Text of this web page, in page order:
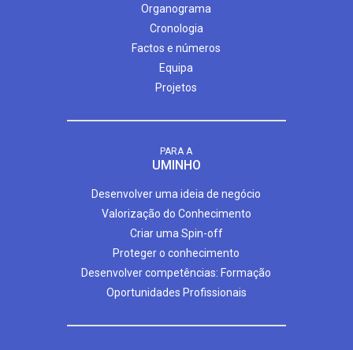
Organograma
Cronologia
Factos e números
Equipa
Projetos
PARA A
UMINHO
Desenvolver uma ideia de negócio
Valorização do Conhecimento
Criar uma Spin-off
Proteger o conhecimento
Desenvolver competências: Formação
Oportunidades Profissionais